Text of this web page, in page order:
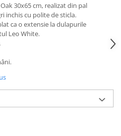
30x65 cm, realizat din pal
inchis cu polite de sticla.
ca o extensie la dulapurile
Leo White.